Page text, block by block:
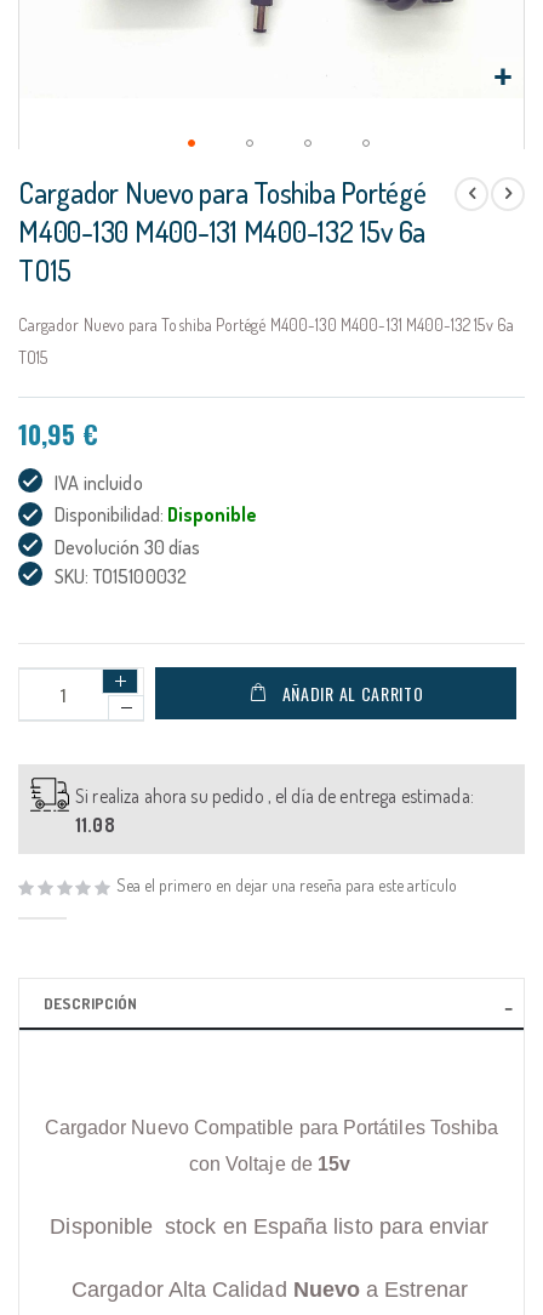
al
comienzo
de
la
galería
de
imágenes
Cargador Nuevo para Toshiba Portégé
M400-130 M400-131 M400-132 15v 6a
TO15
Cargador Nuevo para Toshiba Portégé M400-130 M400-131 M400-132 15v 6a
TO15
10,95 €
IVA incluido
Disponibilidad: Disponible
Devolución 30 días
SKU: TO15100032
AÑADIR AL CARRITO
Si realiza ahora su pedido , el día de entrega estimada:
11.08
Sea el primero en dejar una reseña para este artículo
DESCRIPCIÓN
Cargador Nuevo Compatible para Portátiles Toshiba
con Voltaje de 15v
Disponible stock en España listo para enviar
Cargador Alta Calidad Nuevo a Estrenar